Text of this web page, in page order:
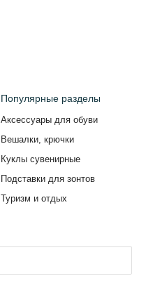
Популярные разделы
Аксессуары для обуви
Вешалки, крючки
Куклы сувенирные
Подставки для зонтов
Туризм и отдых